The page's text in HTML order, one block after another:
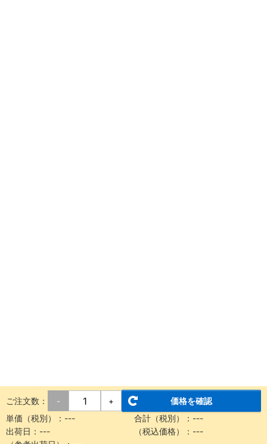
ご注文数： - +
価格を確認
単価（税別）： --- 合計（税別）： ---
出荷日： --- （税込価格）： ---